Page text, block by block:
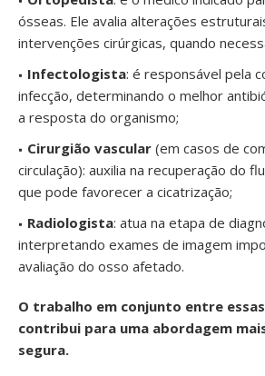
ósseas. Ele avalia alterações
intervenções cirúrgicas, quando
Infectologista: é responsável pela
infecção, determinando o melhor
a resposta do organismo;
Cirurgião vascular (em casos de
circulação): auxilia na recuperação do
que pode favorecer a cicatrização;
Radiologista: atua na etapa de
interpretando exames de imagem
avaliação do osso afetado.
O trabalho em conjunto entre
contribui para uma abordagem
segura.